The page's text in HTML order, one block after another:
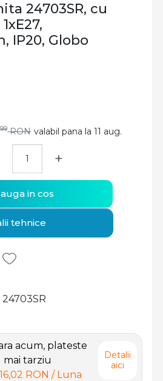
24703SR, cu
IP20, Globo
RON valabil pana la 11 aug.
acum, plateste
mai tarziu
16,02 RON / Luna
Detalii
aici
24703SR
+
in cos
tehnice